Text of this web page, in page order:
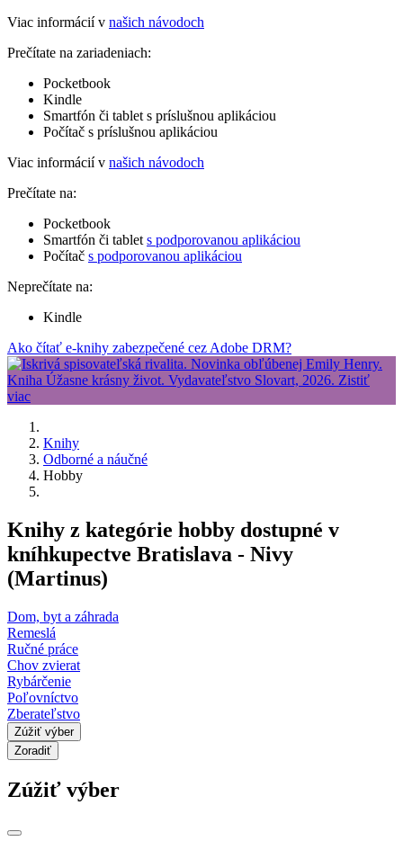
Viac informácií v našich návodoch
Prečítate na zariadeniach:
Pocketbook
Kindle
Smartfón či tablet s príslušnou aplikáciou
Počítač s príslušnou aplikáciou
Viac informácií v našich návodoch
Prečítate na:
Pocketbook
Smartfón či tablet s podporovanou aplikáciou
Počítač s podporovanou aplikáciou
Neprečítate na:
Kindle
Ako čítať e-knihy zabezpečené cez Adobe DRM?
Knihy
Odborné a náučné
Hobby
Knihy z kategórie hobby dostupné v
kníhkupectve Bratislava - Nivy
(Martinus)
Dom, byt a záhrada
Remeslá
Ručné práce
Chov zvierat
Rybárčenie
Poľovníctvo
Zberateľstvo
Zúžiť výber
Zoradiť
Zúžiť výber